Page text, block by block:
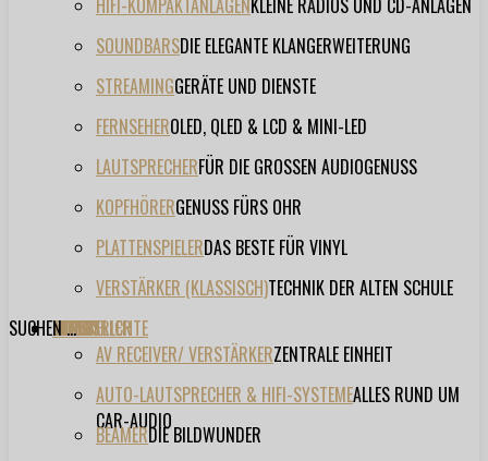
HIFI-KOMPAKTANLAGENKLEINE RADIOS UND CD-ANLAGEN
SOUNDBARSDIE ELEGANTE KLANGERWEITERUNG
STREAMINGGERÄTE UND DIENSTE
FERNSEHEROLED, QLED & LCD & MINI-LED
LAUTSPRECHERFÜR DIE GROSSEN AUDIOGENUSS
KOPFHÖRERGENUSS FÜRS OHR
PLATTENSPIELERDAS BESTE FÜR VINYL
VERSTÄRKER (KLASSISCH)TECHNIK DER ALTEN SCHULE
TESTBERICHTE
AV RECEIVER/ VERSTÄRKERZENTRALE EINHEIT
AUTO-LAUTSPRECHER & HIFI-SYSTEMEALLES RUND UM
CAR-AUDIO
BEAMERDIE BILDWUNDER
FORUM
FILME
VIDEOS
HERSTELLER
EVENT
SUCHEN ...